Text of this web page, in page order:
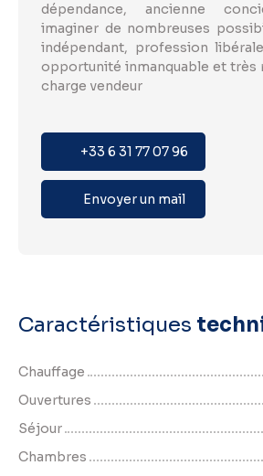
dépendance, ancienne
imaginer de nombreuses
indépendant, profession
opportunité inmanquable et très
charge vendeur
+33 6 31 77 07 96
Envoyer un mail
Caractéristiques
Chauffage
Ouvertures
Séjour
Chambres